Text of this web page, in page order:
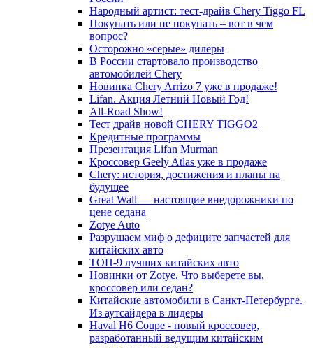
Народный артист: тест-драйв Chery Tiggo FL
Покупать или не покупать – вот в чем
вопрос?
Осторожно «серые» дилеры
В России стартовало производство
автомобилей Chery
Новинка Chery Arrizo 7 уже в продаже!
Lifan. Акция Летний Новый Год!
All-Road Show!
Тест драйв новой CHERY TIGGO2
Кредитные программы
Презентация Lifan Murman
Кроссовер Geely Atlas уже в продаже
Chery: история, достижения и планы на
будущее
Great Wall — настоящие внедорожники по
цене седана
Zotye Auto
Разрушаем миф о дефиците запчастей для
китайских авто
ТОП-9 лучших китайских авто
Новинки от Zotye. Что выберете вы,
кроссовер или седан?
Китайские автомобили в Санкт-Петербурге.
Из аутсайдера в лидеры
Haval H6 Coupe - новый кроссовер,
разработанный ведущим китайским